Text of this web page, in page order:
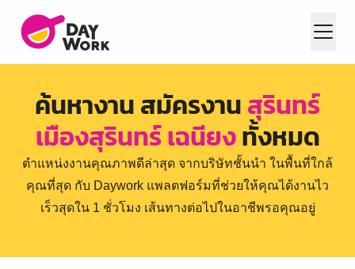
ค้นหางาน สมัครงานสุรินทร์
เมืองสุรินทร์ เฉนียงทั้งหมด
ตำแหน่งงานคุณภาพดีล่าสุด จากบริษัทชั้นนำ ในพื้นที่ใกล้
คุณที่สุด กับ Daywork แพลตฟอร์มที่ช่วยให้คุณได้งานไว
เร็วสุดใน 1 ชั่วโมง เส้นทางต่อไปในอาชีพรอคุณอยู่